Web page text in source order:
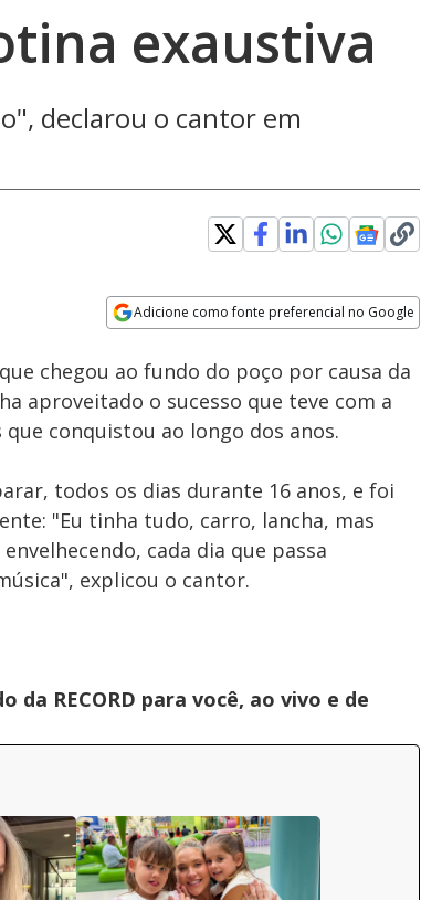
exaustiva
declarou o cantor em
Adicione como fonte preferencial no Google
Velocidade
chegou ao fundo do poço por causa da
aproveitado o sucesso que teve com a
que conquistou ao longo dos anos.
todos os dias durante 16 anos, e foi
"Eu tinha tudo, carro, lancha, mas
cada dia que passa
explicou o cantor.
da RECORD para você, ao vivo e de